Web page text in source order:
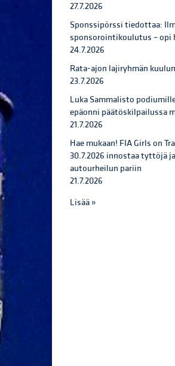
27.7.2026
Sponssipörssi tiedottaa:
sponsorointikoulutus – opi
24.7.2026
Rata-ajon lajiryhmän
23.7.2026
Luka Sammalisto
epäonni päätöskilpailussa
21.7.2026
Hae mukaan! FIA Girls on
30.7.2026 innostaa tyttöjä
autourheilun pariin
21.7.2026
Lisää »